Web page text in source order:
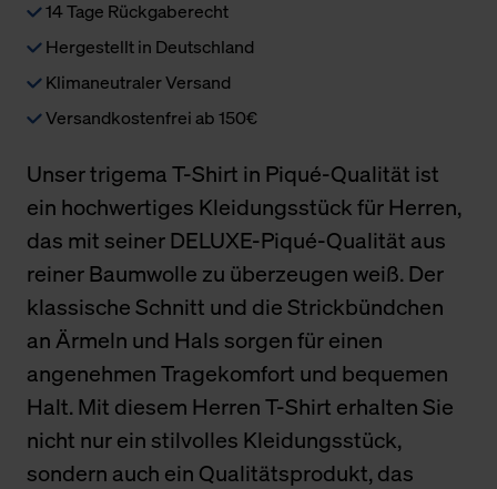
14 Tage Rückgaberecht
Hergestellt in Deutschland
Klimaneutraler Versand
Versandkostenfrei ab 150€
Unser trigema T-Shirt in Piqué-Qualität ist
ein hochwertiges Kleidungsstück für Herren,
das mit seiner DELUXE-Piqué-Qualität aus
reiner Baumwolle zu überzeugen weiß. Der
klassische Schnitt und die Strickbündchen
an Ärmeln und Hals sorgen für einen
angenehmen Tragekomfort und bequemen
Halt. Mit diesem Herren T-Shirt erhalten Sie
nicht nur ein stilvolles Kleidungsstück,
sondern auch ein Qualitätsprodukt, das